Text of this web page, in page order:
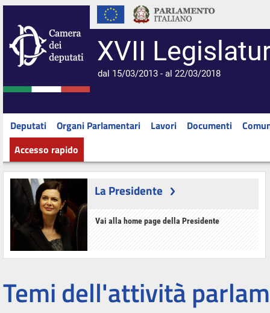
XVII
dal 15/03/2013 - al 22/03/2018
Deputati Organi Parlamentari Lavori Documenti
Accesso rapido
La Presidente
Vai alla home page della Presidente
Temi dell'attività